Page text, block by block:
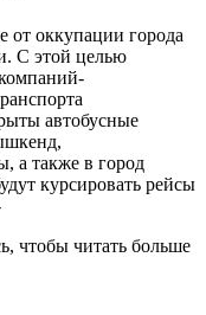
от оккупации города
С этой целью
автобусные
а также в город
курсировать рейсы
чтобы читать больше